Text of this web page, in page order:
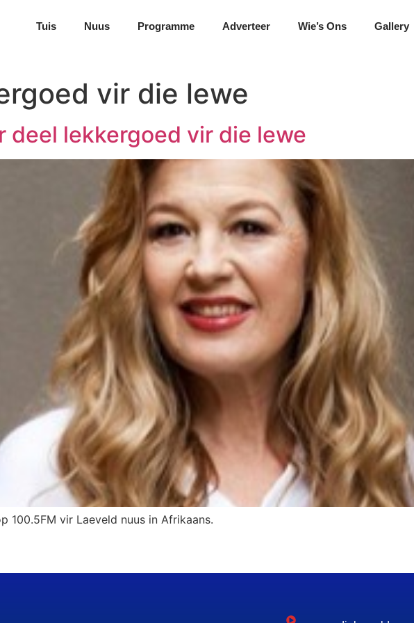
Tuis Nuus Programme Adverteer Wie’s Ons Gallery
vir die lewe
deel lekkergoed vir die lewe
100.5FM vir Laeveld nuus in Afrikaans.